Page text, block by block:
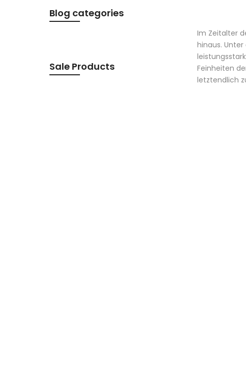
Im Zeitalter
hinaus.
Feinheiten
letztendlich
Blog categories
Sale Products